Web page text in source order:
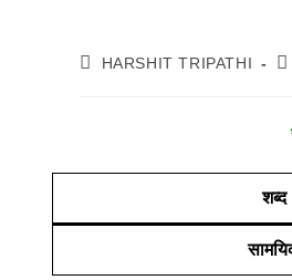
PostHARSHIT TRIPATHI
शब्द